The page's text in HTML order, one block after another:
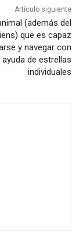
Artículo siguiente
(además del
que es capaz
y navegar con
ayuda de estrellas
individuales